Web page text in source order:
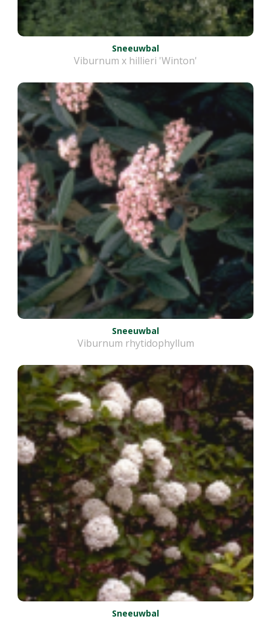
Sneeuwbal
Viburnum x hillieri 'Winton'
Sneeuwbal
Viburnum rhytidophyllum
Sneeuwbal